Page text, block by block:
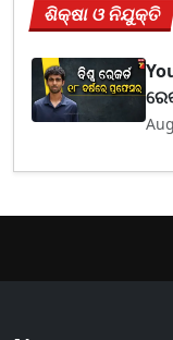
ଶିକ୍ଷା ଓ ନିଯୁକ୍ତି